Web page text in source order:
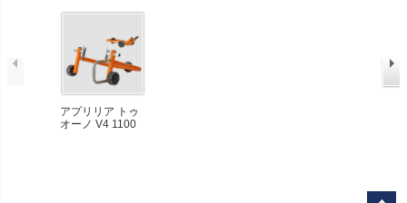
アプリリア トゥ
オーノ V4 1100